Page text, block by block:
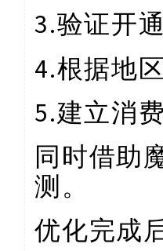
3.验证开
4.根据地
5.建立消
同时借助
测。
优化完成